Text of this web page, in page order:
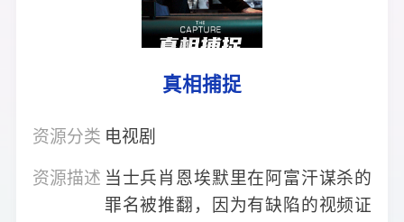
真相捕捉
资源分类 电视剧
资源描述 当士兵肖恩埃默里在阿富汗谋杀的
罪名被推翻，因为有缺陷的视频证